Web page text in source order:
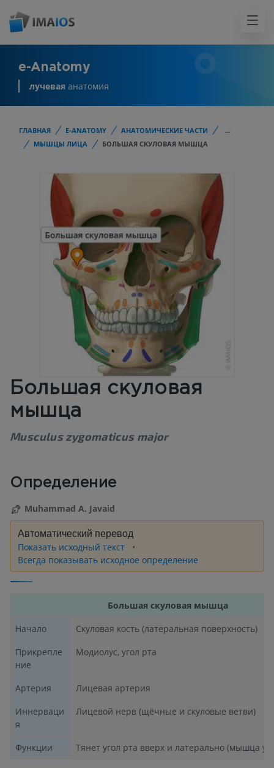
e-Anatomy
лучевая анатомия
ГЛАВНАЯ E-ANATOMY АНАТОМИЧЕСКИЕ ЧАСТИ
...
МЫШЦЫ ЛИЦА
БОЛЬШАЯ СКУЛОВАЯ МЫШЦА
Большая скуловая
мышца
Musculus zygomaticus major
Определение
Muhammad A. Javaid
Автоматический перевод
Показать исходный текст
Всегда показывать исходное определение
Большая скуловая мышца
Начало
Скуловая кость (латеральная поверхность)
Прикрепле
ние
Модиолус, угол рта
Артерия
Лицевая артерия
Иннерваци
я
Лицевой нерв (щёчные и скуловые ветви)
Функции Тянет угол рта вверх и латерально (мышца